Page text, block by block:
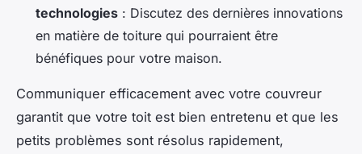
technologies : Discutez des dernières innovations
en matière de toiture qui pourraient être
bénéfiques pour votre maison.
Communiquer efficacement avec votre couvreur
garantit que votre toit est bien entretenu et que les
petits problèmes sont résolus rapidement,